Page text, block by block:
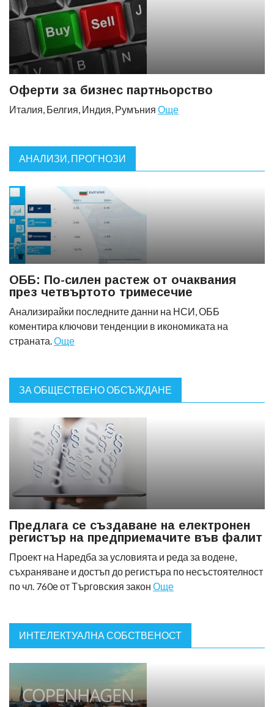
Оферти за бизнес партньорство
Италия, Белгия, Индия, Румъния Още
АНАЛИЗИ, ПРОГНОЗИ
ОББ: По-силен растеж от очаквания
през четвъртото тримесечие
Анализирайки последните данни на НСИ, ОББ
коментира ключови тенденции в икономиката на
страната.Още
ЗА ОБЩЕСТВЕНО ОБСЪЖДАНЕ
Предлага се създаване на електронен
регистър на предприемачите във фалит
Проект на Наредба за условията и реда за водене,
съхраняване и достъп до регистъра по несъстоятелност
по чл. 760е от Търговския закон Още
ИНТЕЛЕКТУАЛНА СОБСТВЕНОСТ